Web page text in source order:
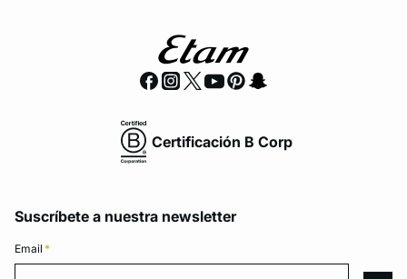
Certificación B Corp
Suscríbete a nuestra newsletter
Email *